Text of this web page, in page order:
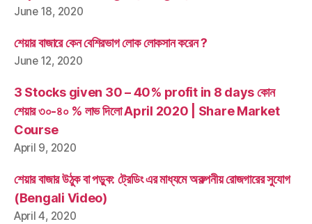
June 18, 2020
শেয়ার বাজারে কেন বেশিরভাগ লোক লোকসান করেন ?
June 12, 2020
3 Stocks given 30 – 40% profit in 8 days কোন
শেয়ার ৩০-৪০ % লাভ দিলো April 2020 | Share Market
Course
April 9, 2020
শেয়ার বাজার উঠুক বা পড়ুক: ট্রেডিং এর মাধ্যমে অকল্পনীয় রোজগারের সুযোগ
(Bengali Video)
April 4, 2020